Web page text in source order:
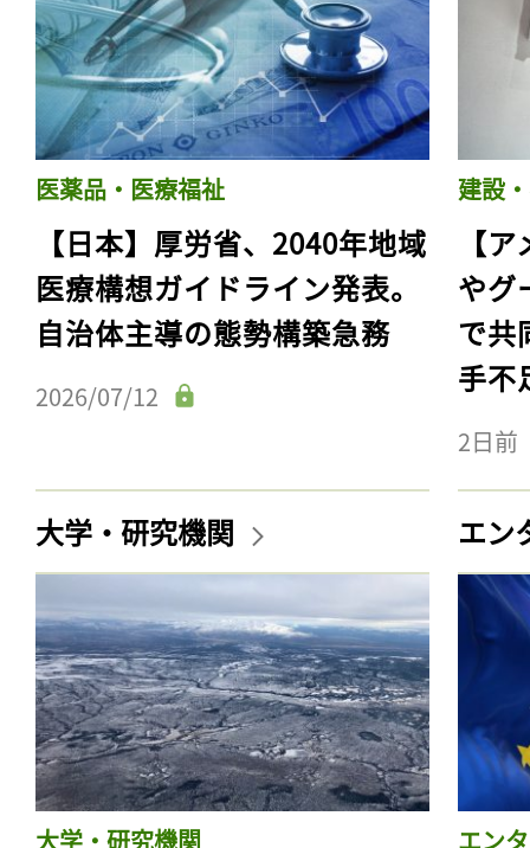
医薬品・医療福祉
【日本】厚労省、2040年地域
医療構想ガイドライン発表。
自治体主導の態勢構築急務
2026/07/12
建設
【
やグ
で共
手不
2日前
大学・研究機関
大学・研究機関
エン
エン